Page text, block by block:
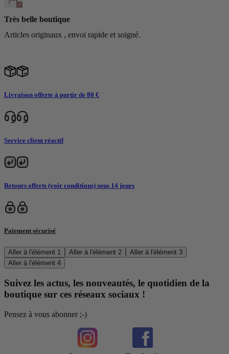
Très belle boutique
Articles originaux , envoi rapide et soigné.
Livraison offerte à partir de 80 €
Service client réactif
Retours offerts (voir conditions) sous 14 jours
Paiement sécurisé
Aller à l'élément 1 Aller à l'élément 2
Aller à l'élément 3
Aller à l'élément 4
Suivez les actus, les nouveautés, le quotidien de la
boutique sur ces réseaux sociaux !
Pensez à vous abonner ;-)